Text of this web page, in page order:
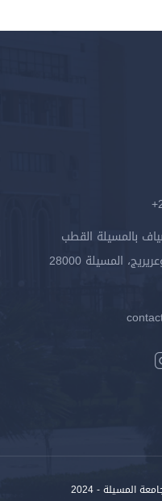
بالمسيلة القطب
الجامعي، طريق برج بوعريريج، المسيلة 28000
المسيلة - 2024